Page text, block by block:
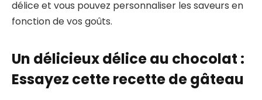
délice et vous pouvez personnaliser les saveurs en
fonction de vos goûts.
Un délicieux délice au chocolat :
Essayez cette recette de gâteau